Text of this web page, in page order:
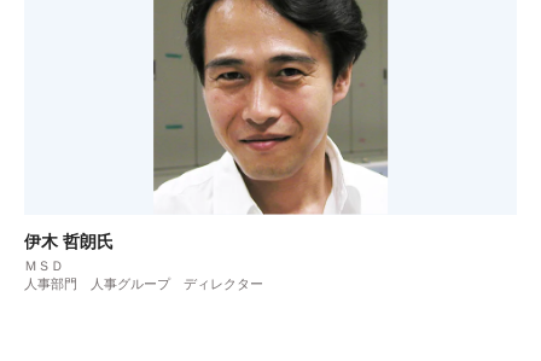
伊木 哲朗氏
ＭＳＤ
人事部門 人事グループ ディレクター